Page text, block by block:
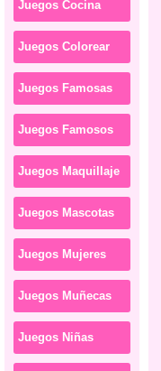
Juegos Cocina
Juegos Colorear
Juegos Famosas
Juegos Famosos
Juegos Maquillaje
Juegos Mascotas
Juegos Mujeres
Juegos Muñecas
Juegos Niñas